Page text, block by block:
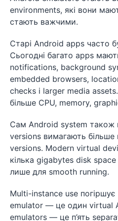
environments, які вони
стають важчими.
Старі Android apps часто
Сьогодні багато apps
notifications, background
embedded browsers,
checks і larger media
більше CPU, memory,
Сам Android system також
versions вимагають
versions. Modern virtual
кілька gigabytes disk space
лише для smooth running.
Multi-instance use
emulator — це один virtual
emulators — це п’ять